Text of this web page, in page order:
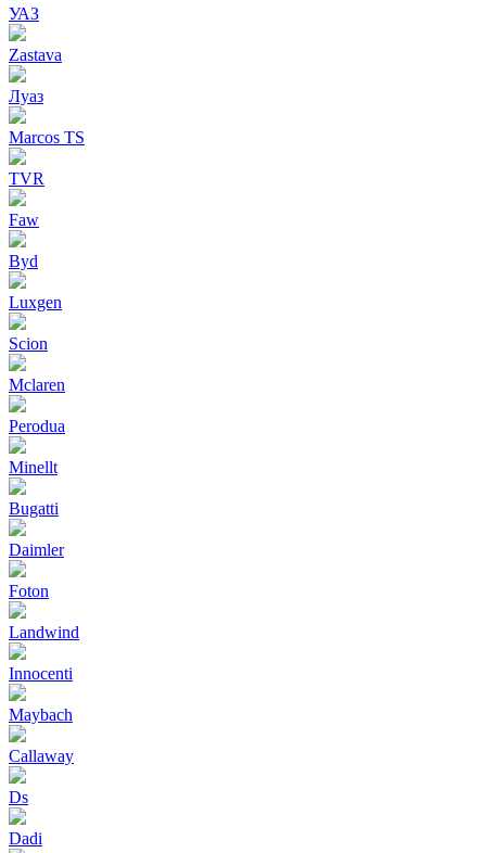
УАЗ
Zastava
Луаз
Marcos TS
TVR
Faw
Byd
Luxgen
Scion
Mclaren
Perodua
Minellt
Bugatti
Daimler
Foton
Landwind
Innocenti
Maybach
Callaway
Ds
Dadi